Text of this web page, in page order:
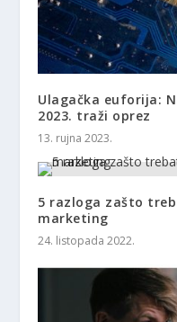
Ulagačka euforija:
2023. traži oprez
13. rujna 2023.
5 razloga zašto
marketing
24. listopada 2022.